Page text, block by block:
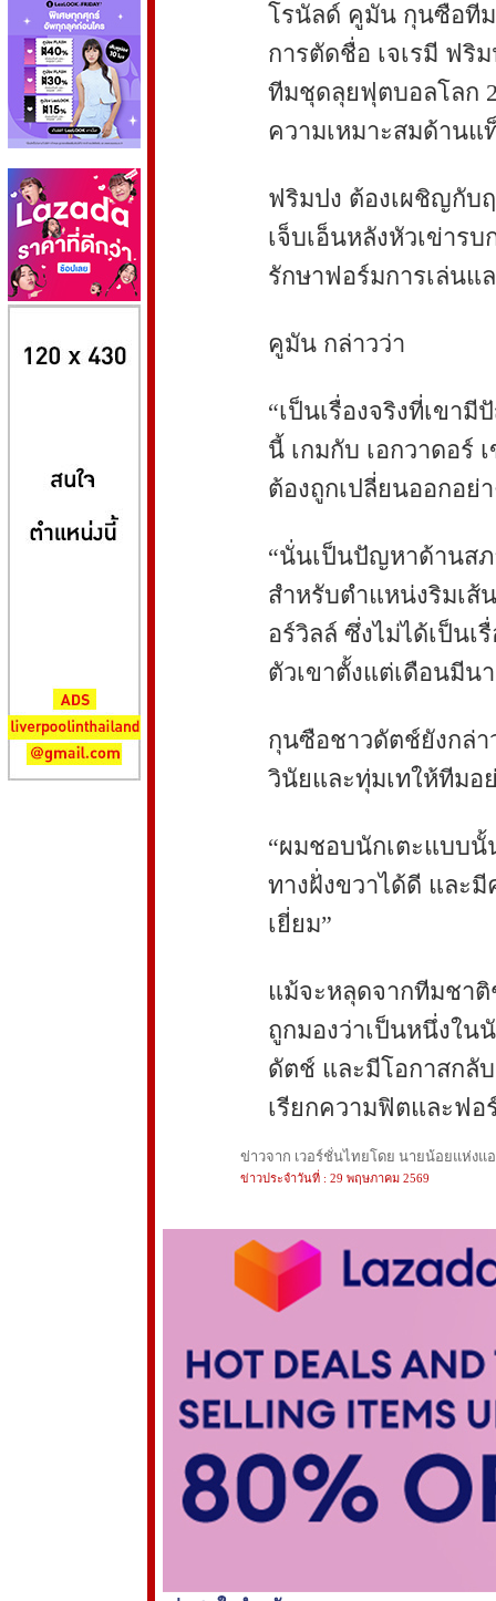
โรนัลด์ คูมัน กุนซือทีม
การตัดชื่อ เจเรมี ฟริ
ทีมชุดลุยฟุตบอลโลก
ความเหมาะสมด้าน
ฟริมปง ต้องเผชิญกับ
เจ็บเอ็นหลังหัวเข่าร
รักษาฟอร์มการเล่นแ
คูมัน กล่าวว่า
“เป็นเรื่องจริงที่เขา
นี้ เกมกับ เอกวาดอร์
ต้องถูกเปลี่ยนออกอย่
“นั่นเป็นปัญหาด้านส
สำหรับตำแหน่งริมเส้
อร์วิลล์ ซึ่งไม่ได้เป็นเ
ตัวเขาตั้งแต่เดือนมีน
กุนซือชาวดัตช์ยังกล่า
วินัยและทุ่มเทให้ทีมอ
“ผมชอบนักเตะแบบนั้
ทางฝั่งขวาได้ดี และ
เยี่ยม”
แม้จะหลุดจากทีมชา
ถูกมองว่าเป็นหนึ่งใน
ดัตช์ และมีโอกาสกลั
เรียกความฟิตและฟอ
ข่าวจาก เวอร์ชั่นไทยโดย นายน้อยแห่งแ
ข่าวประจำวันที่ : 29 พฤษภาคม 2569